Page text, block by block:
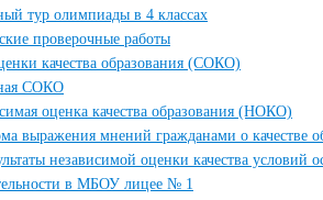
тур олимпиады в 4 классах
проверочные работы
качества образования (СОКО)
СОКО
оценка качества образования (НОКО)
выражения мнений гражданами о качестве
независимой оценки качества условий
в МБОУ лицее № 1